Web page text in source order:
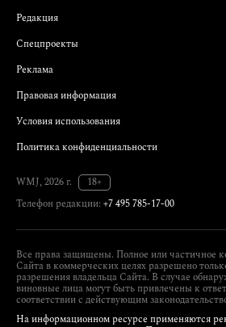
Редакция
Спецпроекты
Реклама
Правовая информация
Условия использования
Политика конфиденциальности
WMJ, 2026 г.
18+
Телефон редакции: +7 495 785-17-00
Все права защищены. Полное или частичное
Сайта в коммерческих целях разрешено
разрешения владельца Сайта. В случае
виновные лица могут быть привлечены к
соответствии с действующим
На информационном ресурсе применяются